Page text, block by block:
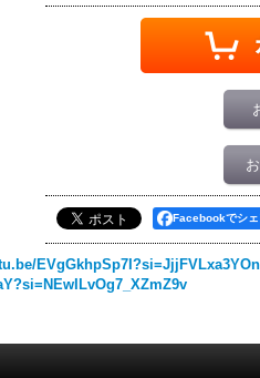
Facebookでシェ